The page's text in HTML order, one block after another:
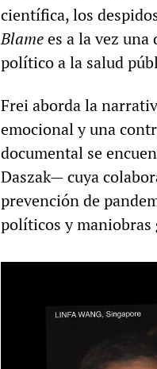
científica, los
Blamees a la vez
político a la salud
Frei aborda la
emocional y una
documental se
Daszak— cuya
prevención de
políticos y maniobras